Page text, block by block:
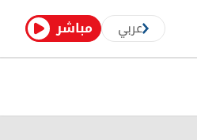
مباشر عربي